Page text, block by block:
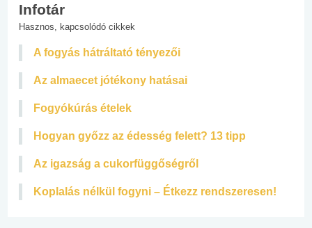
Infotár
Hasznos, kapcsolódó cikkek
A fogyás hátráltató tényezői
Az almaecet jótékony hatásai
Fogyókúrás ételek
Hogyan győzz az édesség felett? 13 tipp
Az igazság a cukorfüggőségről
Koplalás nélkül fogyni – Étkezz rendszeresen!